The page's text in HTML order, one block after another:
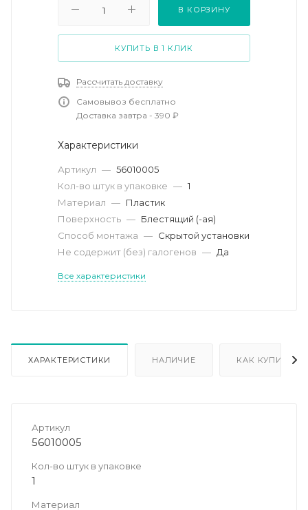
В КОРЗИНУ
КУПИТЬ В 1 КЛИК
Рассчитать доставку
Самовывоз бесплатно
Доставка завтра - 390 ₽
Характеристики
Артикул — 56010005
Кол-во штук в упаковке — 1
Материал — Пластик
Поверхность — Блестящий (-ая)
Способ монтажа — Скрытой установки
Не содержит (без) галогенов — Да
Все характеристики
ХАРАКТЕРИСТИКИ НАЛИЧИЕ КАК КУПИТЬ
Артикул
56010005
Кол-во штук в упаковке
1
Материал